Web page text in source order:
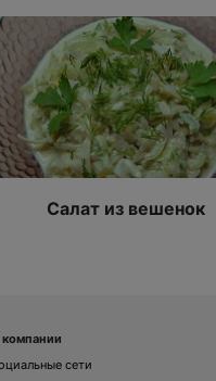
Салат из вешенок
сети